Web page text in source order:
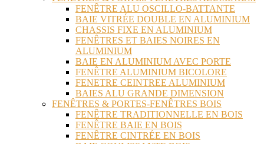
FENÊTRE ALU OSCILLO-BATTANTE
BAIE VITRÉE DOUBLE EN ALUMINIUM
CHASSIS FIXE EN ALUMINIUM
FENÊTRES ET BAIES NOIRES EN
ALUMINIUM
BAIE EN ALUMINIUM AVEC PORTE
FENÊTRE ALUMINIUM BICOLORE
FENETRE CEINTREE ALUMINIUM
BAIES ALU GRANDE DIMENSION
FENÊTRES & PORTES-FENÊTRES BOIS
FENÊTRE TRADITIONNELLE EN BOIS
FENÊTRE BAIE EN BOIS
FENÊTRE CINTRÉE EN BOIS